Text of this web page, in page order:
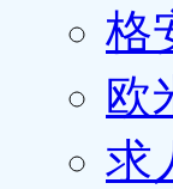
格
欧
求